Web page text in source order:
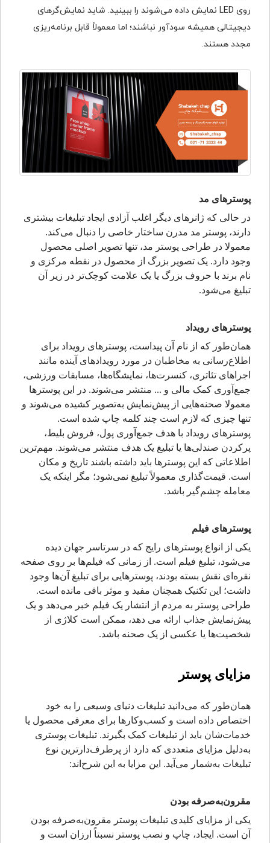
روی LED نمایش داده می‌شوند را ببینید. شاید نمایش‌گرهای
دیجیتالی همیشه سودآور نباشند؛ اما معمولاً قابل برنامه‌ریزی
مجدد هستند.
پوسترهای مد
در حالی که ژانرهای دیگر اغلب آزادی ایجاد تبلیغات بیشتری
دارند، پوستر مد مدرن ساختار خاصی را دنبال می‌کند.
معمولا در طراحی پوستر مد، تنها تصویر اصلی محصول
وجود دارد. یک تصویر بزرگ از محصول در نقطه مرکزی و
نام برند با حروف بزرگ یا یک علامت کوچک‌تر در زیر آن
تبلیغ می‌شود.
پوسترهای رویداد
همان‌طور که از نام آن پیداست، پوسترهای رویداد برای
اطلاع‌رسانی به مخاطبان در مورد رویدادهای آینده مانند
اجراهای تئاتری، کنسرت‌ها، نمایشگاه‌ها، مسابقات ورزشی،
جمع‌آوری کمک مالی و ... منتشر می‌شوند. در این پوسترها
معمولا صحنه‌هایی از پیش‌نمایش به‌تصویر کشیده می‌شوند و
تنها چیزی که لازم است چند کلمه چاپ شده است.
پوسترهای رویداد با هدف جمع‌آوری پول، فروش بلیط،
پرکردن صندلی‌ها یا تبلیغ یک هدف منتشر می‌شوند. مهم‌ترین
اطلاعاتی که این پوسترها باید داشته باشند تاریخ و مکان
است. قیمت‌گذاری معمولاً تبلیغ نمی‌شود؛ مگر اینکه یک
معامله چشم‌گیر باشد.
پوسترهای فیلم
یکی از انواع پوسترهای رایج که در سرتاسر جهان دیده
می‌شود، تبلیغ فیلم است. از زمانی که فیلم‌ها بر روی صفحه
نقره‌ای نقش بسته بودند، پوسترهایی برای تبلیغ آن‌ها وجود
داشت؛ این تکنیک همچنان مفید و موثر باقی مانده است.
طراحی پوستر به مردم از انتشار یک فیلم خبر می‌دهد و یک
پیش‌نمایش جذاب ارائه می دهد، ممکن است کلاژی از
شخصیت‌ها یا عکسی از یک صحنه باشد.
مزایای پوستر
همان‌طور که می‌دانید تبلیغات دنیای وسیعی را به خود
اختصاص داده است و کسب‌وکارها برای معرفی محصول یا
خدمات‌شان باید از تبلیغات کمک بگیرند. تبلیغات پوستری
به‌دلیل مزایای متعددی که دارد از پرطرف‌دارترین نوع
تبلیغات به‌شمار می‌آید. این مزایا به این شرح‌اند:
مقرون‌به‌صرفه بودن
یکی از مزایای کلیدی تبلیغات پوستر مقرون‌به‌صرفه بودن
آن است. ایجاد، چاپ و نصب پوستر نسبتاً ارزان است و